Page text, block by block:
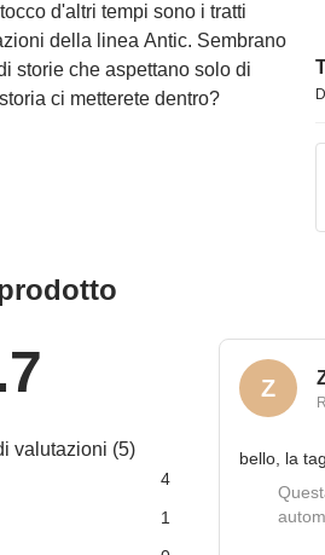
d'altri tempi sono i tratti
della linea Antic. Sembrano
storie che aspettano solo di
ci metterete dentro?
valutazioni (5)
4
1
Z
bello, la